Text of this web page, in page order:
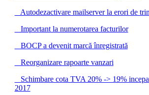
Autodezactivare mailserver la erori de
Important la numerotarea facturilor
BOCP a devenit marcă înregistrată
Reorganizare rapoarte vanzari
Schimbare cota TVA 20% -> 19%
2017